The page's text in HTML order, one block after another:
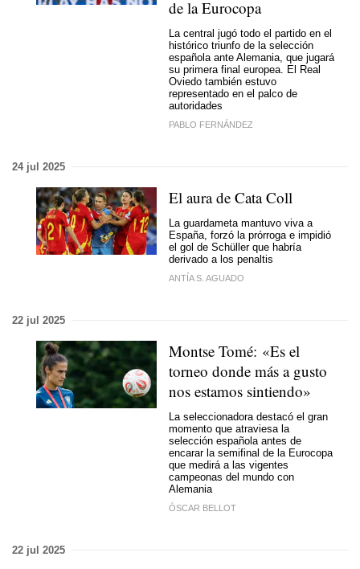
de la Eurocopa
La central jugó todo el partido en el
histórico triunfo de la selección
española ante Alemania, que jugará
su primera final europea. El Real
Oviedo también estuvo
representado en el palco de
autoridades
PABLO FERNÁNDEZ
24 jul 2025
El aura de Cata Coll
La guardameta mantuvo viva a
España, forzó la prórroga e impidió
el gol de Schüller que habría
derivado a los penaltis
ANTÍA S. AGUADO
22 jul 2025
Montse Tomé: «Es el
torneo donde más a gusto
nos estamos sintiendo»
La seleccionadora destacó el gran
momento que atraviesa la
selección española antes de
encarar la semifinal de la Eurocopa
que medirá a las vigentes
campeonas del mundo con
Alemania
ÓSCAR BELLOT
22 jul 2025